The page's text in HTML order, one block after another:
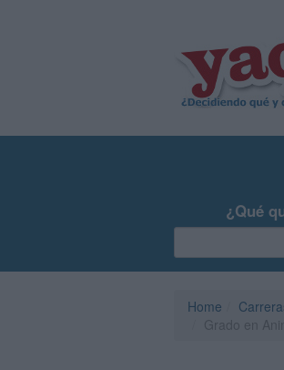
¿Qué
Home